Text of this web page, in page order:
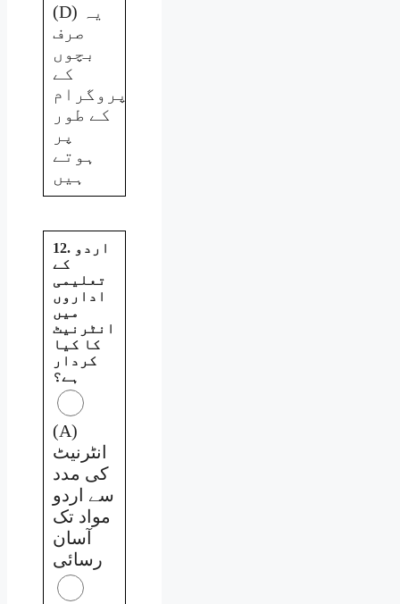
(D) یہ
صرف
بچوں
کے
پروگرام
کے طور
پر
ہوتے
ہیں
12. اردو
کے
تعلیمی
اداروں
میں
انٹرنیٹ
کا کیا
کردار
ہے؟
(A)
انٹرنیٹ
کی مدد
سے اردو
مواد تک
آسان
رسائی